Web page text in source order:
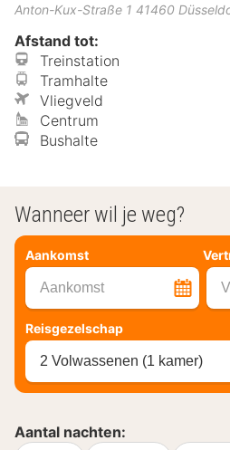
Anton-Kux-Straße 1 41460
Afstand tot:
Treinstation
Tramhalte
Vliegveld
Centrum
Bushalte
Wanneer wil je weg?
Aankomst
Aankomst
Reisgezelschap
2 Volwassenen (1 kamer)
Aantal nachten: